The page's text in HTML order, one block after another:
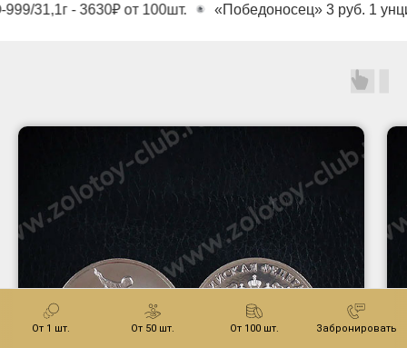
От 1 шт. От 50 шт. От 100 шт. Забронировать
от 100шт. «Победоносец» 3 руб. 1 унция СПМД/ММД